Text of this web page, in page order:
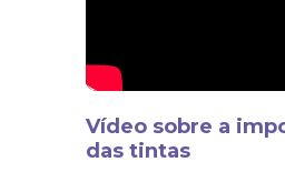
Vídeo sobre a
das tintas